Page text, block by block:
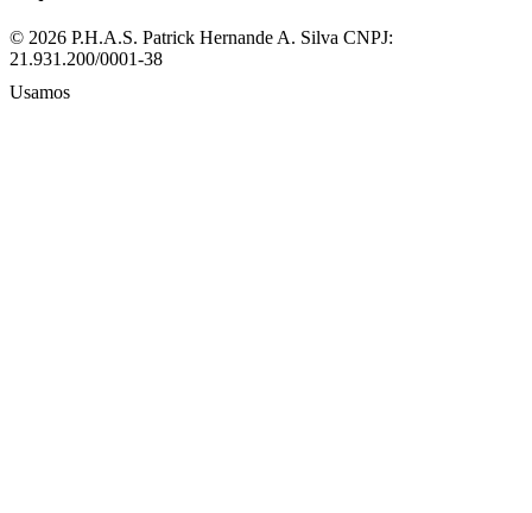
© 2026 P.H.A.S. Patrick Hernande A. Silva CNPJ:
21.931.200/0001-38
Usamos